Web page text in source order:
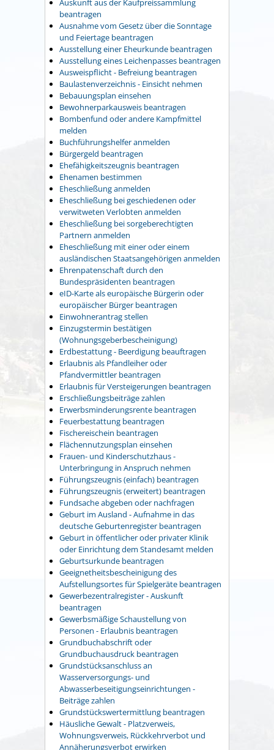
Auskunft aus der Kaufpreissammlung
beantragen
Ausnahme vom Gesetz über die Sonntage
und Feiertage beantragen
Ausstellung einer Eheurkunde beantragen
Ausstellung eines Leichenpasses beantragen
Ausweispflicht - Befreiung beantragen
Baulastenverzeichnis - Einsicht nehmen
Bebauungsplan einsehen
Bewohnerparkausweis beantragen
Bombenfund oder andere Kampfmittel
melden
Buchführungshelfer anmelden
Bürgergeld beantragen
Ehefähigkeitszeugnis beantragen
Ehenamen bestimmen
Eheschließung anmelden
Eheschließung bei geschiedenen oder
verwitweten Verlobten anmelden
Eheschließung bei sorgeberechtigten
Partnern anmelden
Eheschließung mit einer oder einem
ausländischen Staatsangehörigen anmelden
Ehrenpatenschaft durch den
Bundespräsidenten beantragen
eID-Karte als europäische Bürgerin oder
europäischer Bürger beantragen
Einwohnerantrag stellen
Einzugstermin bestätigen
(Wohnungsgeberbescheinigung)
Erdbestattung - Beerdigung beauftragen
Erlaubnis als Pfandleiher oder
Pfandvermittler beantragen
Erlaubnis für Versteigerungen beantragen
Erschließungsbeiträge zahlen
Erwerbsminderungsrente beantragen
Feuerbestattung beantragen
Fischereischein beantragen
Flächennutzungsplan einsehen
Frauen- und Kinderschutzhaus -
Unterbringung in Anspruch nehmen
Führungszeugnis (einfach) beantragen
Führungszeugnis (erweitert) beantragen
Fundsache abgeben oder nachfragen
Geburt im Ausland - Aufnahme in das
deutsche Geburtenregister beantragen
Geburt in öffentlicher oder privater Klinik
oder Einrichtung dem Standesamt melden
Geburtsurkunde beantragen
Geeignetheitsbescheinigung des
Aufstellungsortes für Spielgeräte beantragen
Gewerbezentralregister - Auskunft
beantragen
Gewerbsmäßige Schaustellung von
Personen - Erlaubnis beantragen
Grundbuchabschrift oder
Grundbuchausdruck beantragen
Grundstücksanschluss an
Wasserversorgungs- und
Abwasserbeseitigungseinrichtungen -
Beiträge zahlen
Grundstückswertermittlung beantragen
Häusliche Gewalt - Platzverweis,
Wohnungsverweis, Rückkehrverbot und
Annäherungsverbot erwirken